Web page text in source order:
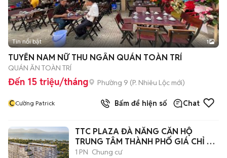
Tin nổi bật 1
TUYỂN NAM NỮ THU NGÂN QUÁN TOÀN TRÍ
QUÁN ĂN TOÀN TRÍ
Đến 15 triệu/tháng Phường 9 (P. Nhiêu Lộc mới)
CCường Patrick Bấm để hiện số Chat
TTC PLAZA ĐÀ NẴNG CĂN HỘ
TRUNG TÂM THÀNH PHỐ GIÁ CHỈ 48
TRIỆU/M2
1 PN Chung cư